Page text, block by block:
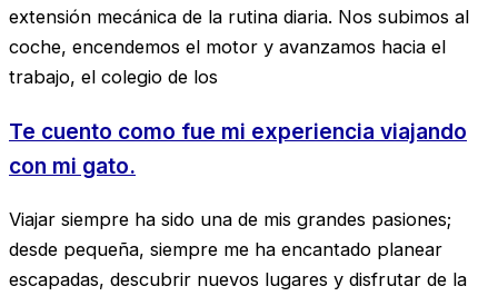
extensión mecánica de la rutina diaria. Nos subimos al
coche, encendemos el motor y avanzamos hacia el
trabajo, el colegio de los
Te cuento como fue mi experiencia viajando
con mi gato.
Viajar siempre ha sido una de mis grandes pasiones;
desde pequeña, siempre me ha encantado planear
escapadas, descubrir nuevos lugares y disfrutar de la